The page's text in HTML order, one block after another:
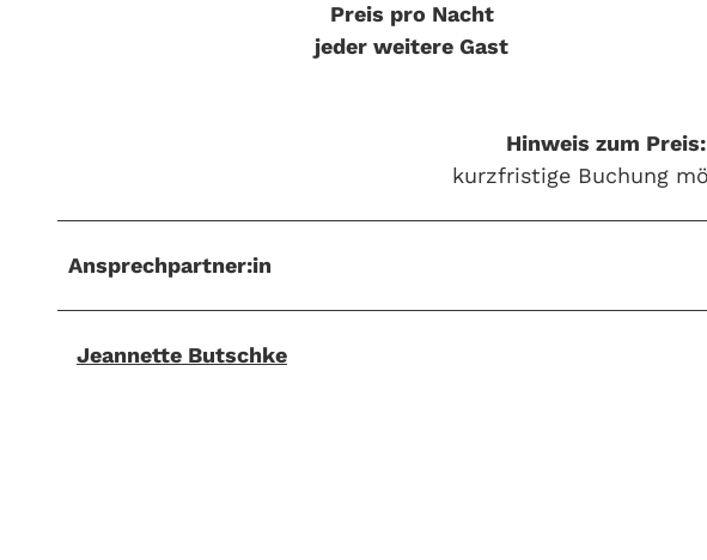
Preis pro Nacht
jeder weitere Gast
Hinweis zum Preis:
kurzfristige Buchung
Ansprechpartner:in
Jeannette Butschke